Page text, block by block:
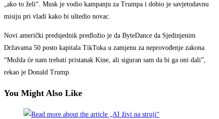
„ako to želi“. Musk je vodio kampanju za Trumpa i dobio je savjetodavnu
misiju pri vladi kako bi uštedio novac.
Novi američki predsjednik predložio je da ByteDance da Sjedinjenim
Državama 50 posto kapitala TikToka u zamjenu za neprovođenje zakona.
“Možda će nam trebati pristanak Kine, ali siguran sam da bi ga oni dali”,
rekao je Donald Trump.
You Might Also Like